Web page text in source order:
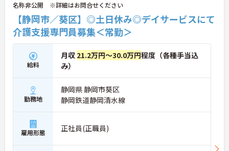
名称非公開 ※詳細はお問合せください
【静岡市／葵区】◎土日休み◎デイサービスにて
介護支援専門員募集＜常勤＞
給料
月収 21.2万円～30.0万円程度（各種手当込
み）
勤務地
静岡県 静岡市葵区
静岡鉄道静岡清水線
雇用形態 正社員(正職員)